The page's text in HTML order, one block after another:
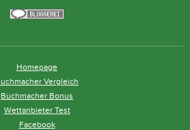
Homepage
Vergleich
Buchmacher Bonus
Wettanbieter Test
Facebook